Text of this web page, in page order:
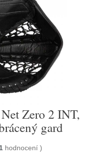
Zero 2 INT,
gard
hodnocení )